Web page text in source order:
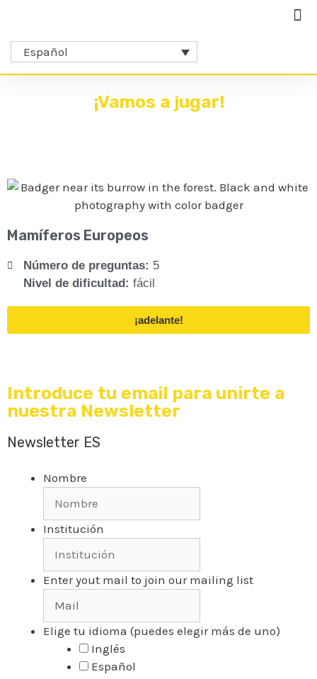
Español
¡Vamos a jugar!
Mamíferos Europeos
Número de preguntas: 5
Nivel de dificultad: fácil
¡adelante!
Introduce tu email para unirte a
nuestra Newsletter
Newsletter ES
Nombre
Institución
Enter yout mail to join our mailing list
Elige tu idioma (puedes elegir más de uno)
Inglés
Español